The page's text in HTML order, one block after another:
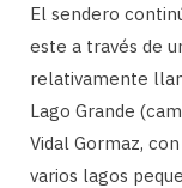
El sendero
este a través de
relativamente
Lago Grande
Vidal Gormaz,
varios lagos